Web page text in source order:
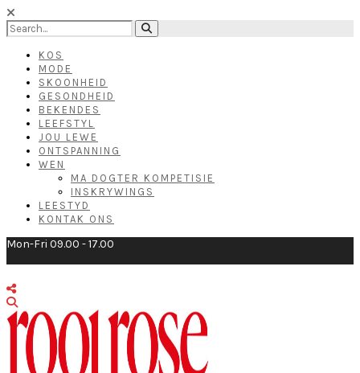
KOS
MODE
SKOONHEID
GESONDHEID
BEKENDES
LEEFSTYL
JOU LEWE
ONTSPANNING
WEN
MA DOGTER KOMPETISIE
INSKRYWINGS
LEESTYD
KONTAK ONS
Mon-Fri 09.00 - 17.00